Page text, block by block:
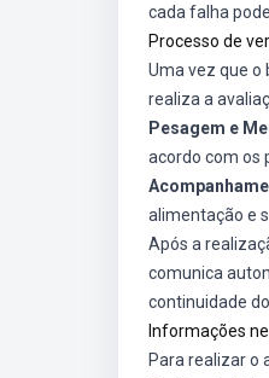
cada falha
Processo de
Uma vez que o
realiza a
Pesagem e
acordo com os
alimentação e
Após a
comunica
continuidade
Informações
Para realizar o